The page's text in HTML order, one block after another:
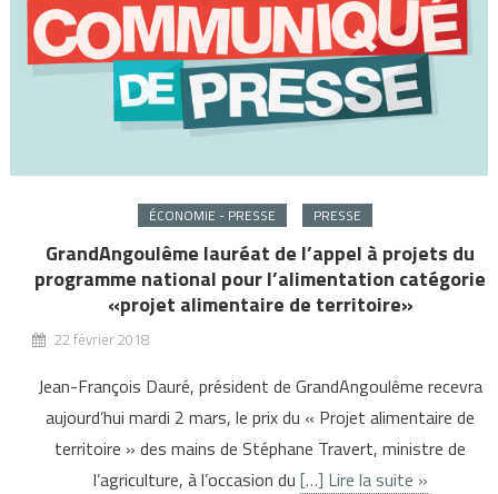
ÉCONOMIE - PRESSE PRESSE
GrandAngoulême lauréat de l’appel à projets du
programme national pour l’alimentation catégorie
«projet alimentaire de territoire»
22 février 2018
Jean-François Dauré, président de GrandAngoulême recevra
aujourd’hui mardi 2 mars, le prix du « Projet alimentaire de
territoire » des mains de Stéphane Travert, ministre de
l’agriculture, à l’occasion du […] Lire la suite »